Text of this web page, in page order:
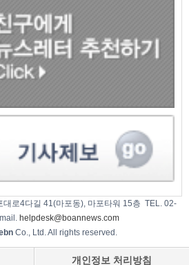
대로4다길 41(마포동), 마포타워 15층 TEL. 02-
helpdesk@boannews.com
Co., Ltd. All rights reserved.
개인정보 처리방침